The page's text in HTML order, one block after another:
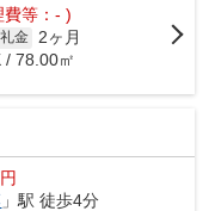
費等：- )
礼金 2ヶ月
/ 78.00㎡
」駅 徒歩4分